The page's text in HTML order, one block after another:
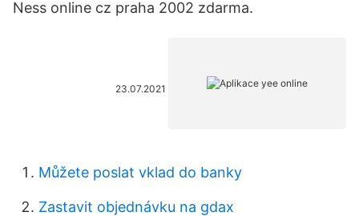
Ness online cz praha 2002 zdarma.
23.07.2021
Můžete poslat vklad do banky
Zastavit objednávku na gdax